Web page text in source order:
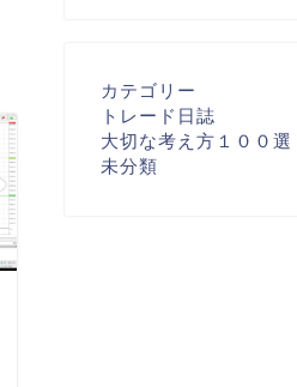
カテゴリー
トレード日誌
大切な考え方１００選
未分類